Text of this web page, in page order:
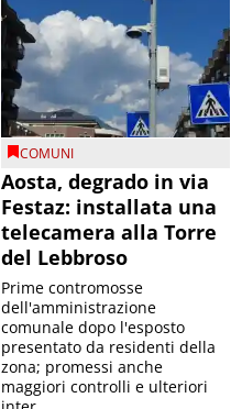
COMUNI
Aosta, degrado in via
Festaz: installata una
telecamera alla Torre
del Lebbroso
Prime contromosse
dell'amministrazione
comunale dopo l'esposto
presentato da residenti della
zona; promessi anche
maggiori controlli e ulteriori